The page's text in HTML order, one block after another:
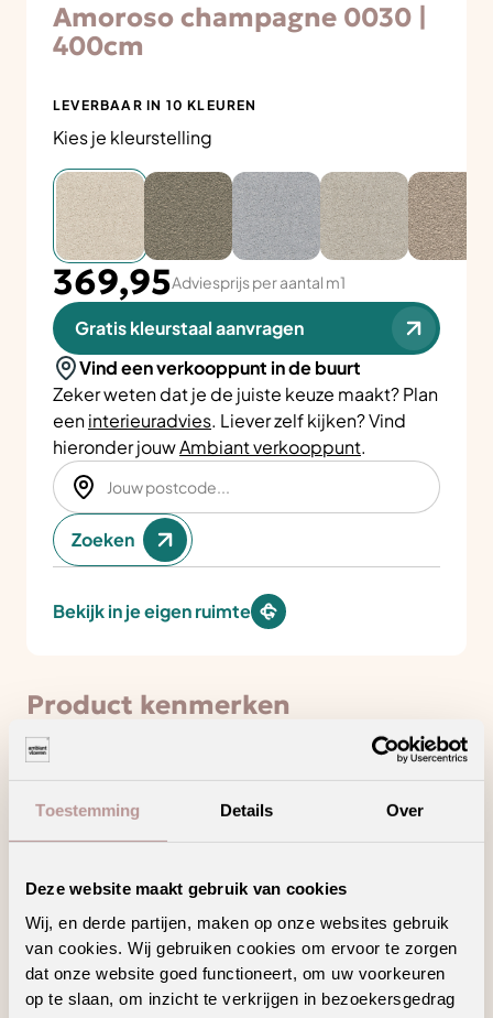
Toestemming Details Over
Deze website maakt gebruik van cookies
Wij, en derde partijen, maken op onze websites gebruik
van cookies. Wij gebruiken cookies om ervoor te zorgen
dat onze website goed functioneert, om uw voorkeuren
op te slaan, om inzicht te verkrijgen in bezoekersgedrag
Amoroso champagne 0030 |
400cm
LEVERBAAR IN 10 KLEUREN
Kies je kleurstelling
369,95Adviesprijs per aantal m1
Gratis kleurstaal aanvragen
Vind een verkooppunt in de buurt
Zeker weten dat je de juiste keuze maakt? Plan
eeninterieuradvies. Liever zelf kijken? Vind
hieronder jouwAmbiant verkooppunt.
Zoeken
Bekijk in je eigen ruimte
Product kenmerken
Draagt bij aan een gezonder binnenklimaat
Hoogpolig tapijt voor een warm en sfeervol
interieur
Ook verkrijgbaar als complete traprenovatie
in hetzelfde decor